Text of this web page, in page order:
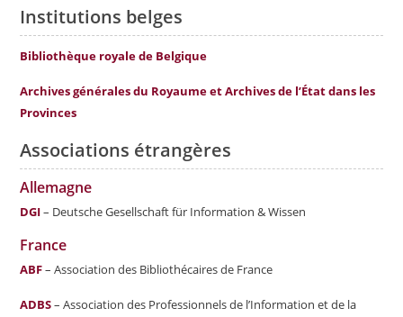
Institutions belges
Bibliothèque royale de Belgique
Archives générales du Royaume et Archives de l’État dans les
Provinces
Associations étrangères
Allemagne
DGI– Deutsche Gesellschaft für Information & Wissen
France
ABF– Association des Bibliothécaires de France
ADBS– Association des Professionnels de l’Information et de la